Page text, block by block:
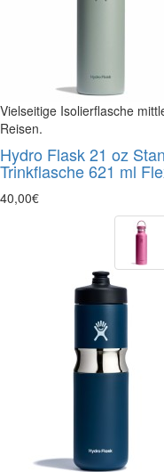
Vielseitige Isolierflasche
Reisen.
Hydro Flask 21 oz
Trinkflasche 621 ml
40,00€